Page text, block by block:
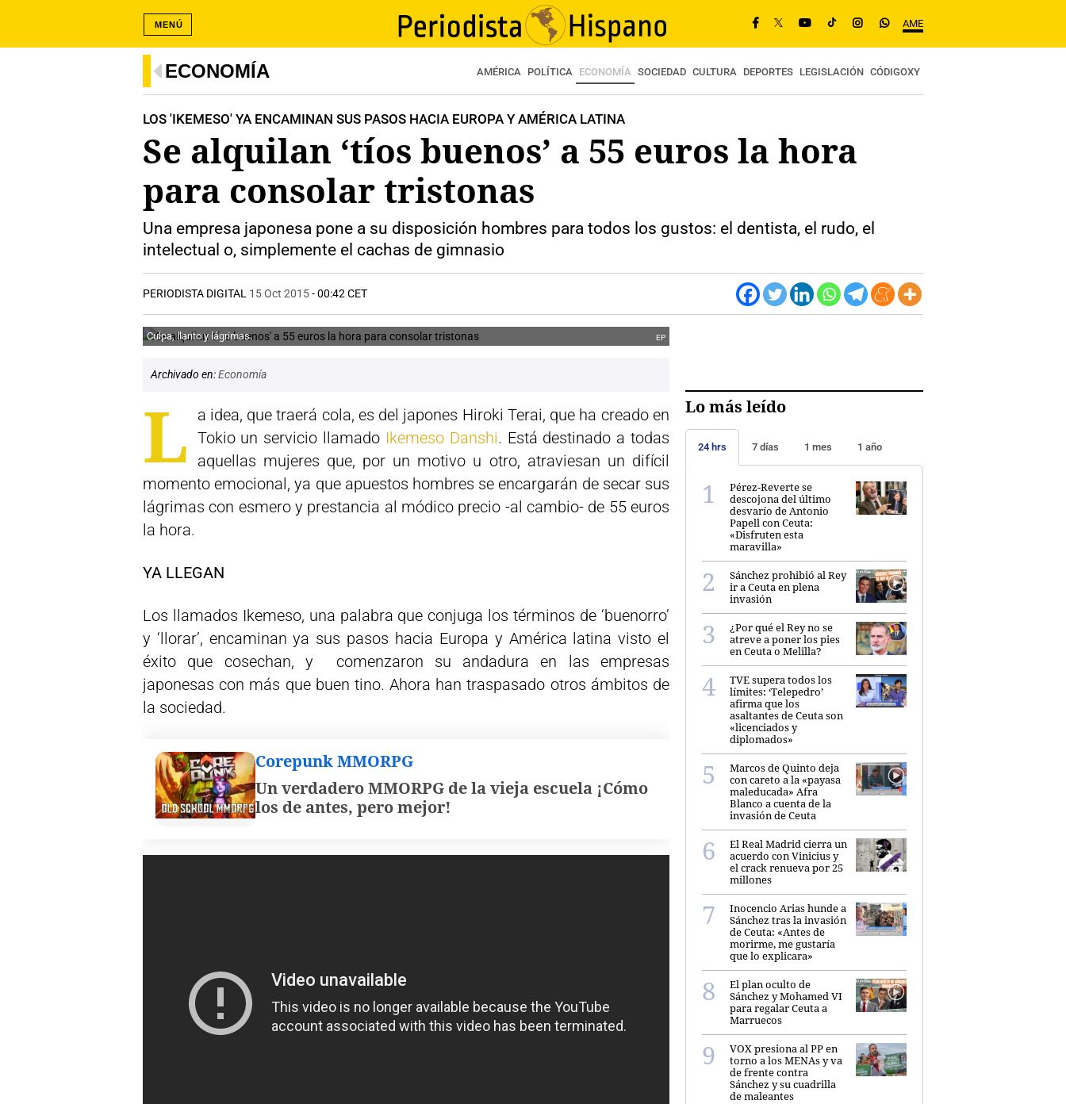
AME
MENÚ
ECONOMÍA AMÉRICA POLÍTICA ECONOMÍA SOCIEDAD CULTURA DEPORTES LEGISLACIÓN CÓDIGOXY
LOS 'IKEMESO' YA ENCAMINAN SUS PASOS HACIA EUROPA Y AMÉRICA LATINA
Se alquilan ‘tíos buenos’ a 55 euros la hora
para consolar tristonas
Una empresa japonesa pone a su disposición hombres para todos los gustos: el dentista, el rudo, el
intelectual o, simplemente el cachas de gimnasio
PERIODISTA DIGITAL 15 Oct 2015- 00:42 CET
Culpa, llanto y lágrimas. EP
Archivado en:Economía
L
a idea, que traerá cola, es del japones Hiroki Terai, que ha creado en
Tokio un servicio llamado Ikemeso Danshi. Está destinado a todas
aquellas mujeres que, por un motivo u otro, atraviesan un difícil
momento emocional, ya que apuestos hombres se encargarán de secar sus
lágrimas con esmero y prestancia al módico precio -al cambio- de 55 euros
la hora.
YA LLEGAN
Los llamados Ikemeso, una palabra que conjuga los términos de ‘buenorro’
y ‘llorar’, encaminan ya sus pasos hacia Europa y América latina visto el
éxito que cosechan, y comenzaron su andadura en las empresas
japonesas con más que buen tino. Ahora han traspasado otros ámbitos de
la sociedad.
Corepunk MMORPG
Un verdadero MMORPG de la vieja escuela ¡Cómo
los de antes, pero mejor!
Lo más leído
24 hrs 7 días 1 mes 1 año
Pérez-Reverte se
descojona del último
desvarío de Antonio
Papell con Ceuta:
«Disfruten esta
maravilla»
Sánchez prohibió al Rey
ir a Ceuta en plena
invasión
¿Por qué el Rey no se
atreve a poner los pies
en Ceuta o Melilla?
TVE supera todos los
límites: ‘Telepedro’
afirma que los
asaltantes de Ceuta son
«licenciados y
diplomados»
Marcos de Quinto deja
con careto a la «payasa
maleducada» Afra
Blanco a cuenta de la
invasión de Ceuta
El Real Madrid cierra un
acuerdo con Vinicius y
el crack renueva por 25
millones
Inocencio Arias hunde a
Sánchez tras la invasión
de Ceuta: «Antes de
morirme, me gustaría
que lo explicara»
El plan oculto de
Sánchez y Mohamed VI
para regalar Ceuta a
Marruecos
VOX presiona al PP en
torno a los MENAs y va
de frente contra
Sánchez y su cuadrilla
de maleantes